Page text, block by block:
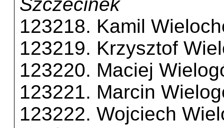
123218. Kamil
123219. Krzysztof
123220. Maciej
123221. Marcin
123222. Wojciech